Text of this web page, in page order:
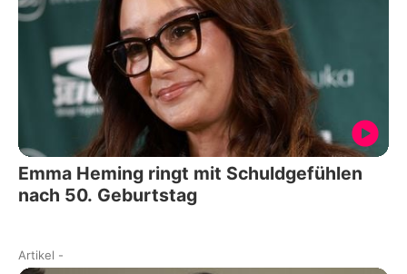
Emma Heming ringt mit Schuldgefühlen
nach 50. Geburtstag
Artikel -